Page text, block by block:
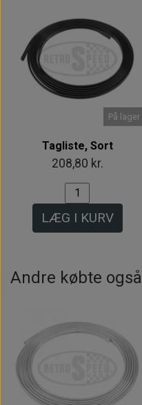
På lager
Tagliste, Sort
208,80 kr.
LÆG I KURV
Andre købte også